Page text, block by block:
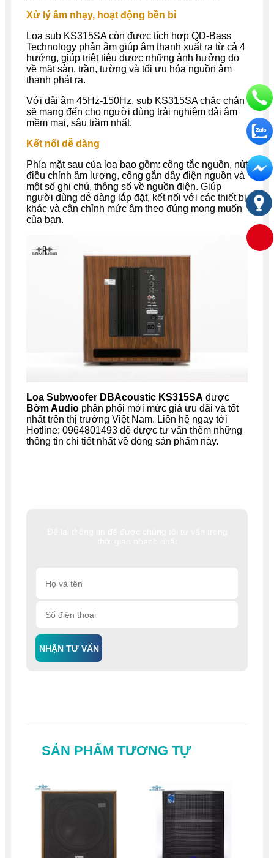
NHẬN TƯ VẤN
Xử lý âm nhạy, hoạt động bền bỉ
Loa sub KS315SA còn được tích hợp QD-Bass
Technology phản âm giúp âm thanh xuất ra từ cả 4
hướng, giúp triệt tiêu được những ảnh hưởng do
về mặt sàn, trần, tường và tối ưu hóa nguồn âm
thanh phát ra.
Với dải âm 45Hz-150Hz, sub KS315SA chắc chắn
sẽ mang đến cho người dùng trải nghiệm dải âm
mềm mại, sâu trầm nhất.
Kết nối dễ dàng
Phía mặt sau của loa bao gồm: công tắc nguồn, nút
điều chỉnh âm lượng, cổng gắn dây điện nguồn và
một số ghi chú, thông số về nguồn điện. Giúp
người dùng dễ dàng lắp đặt, kết nối với các thiết bị
khác và cân chỉnh mức âm theo đúng mong muốn
của bạn.
Loa Subwoofer DBAcoustic KS315SA được
Bờm Audio phân phối mới mức giá ưu đãi và tốt
nhất trên thị trường Việt Nam. Liên hệ ngay tới
Hotline: 0964801493 để được tư vấn thêm những
thông tin chi tiết nhất về dòng sản phẩm này.
SẢN PHẨM TƯƠNG TỰ